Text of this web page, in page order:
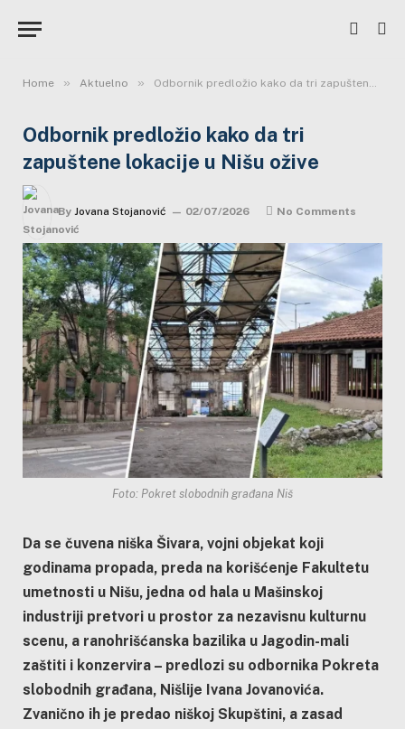
Home » Aktuelno » Odbornik predložio kako da tri zapuštene lokacije u Nišu ožive
Odbornik predložio kako da tri
zapuštene lokacije u Nišu ožive
By Jovana Stojanović 02/07/2026 No Comments
Foto: Pokret slobodnih građana Niš
Da se čuvena niška Šivara, vojni objekat koji
godinama propada, preda na korišćenje Fakultetu
umetnosti u Nišu, jedna od hala u Mašinskoj
industriji pretvori u prostor za nezavisnu kulturnu
scenu, a ranohrišćanska bazilika u Jagodin-mali
zaštiti i konzervira – predlozi su odbornika Pokreta
slobodnih građana, Nišlije Ivana Jovanovića.
Zvanično ih je predao niškoj Skupštini, a zasad